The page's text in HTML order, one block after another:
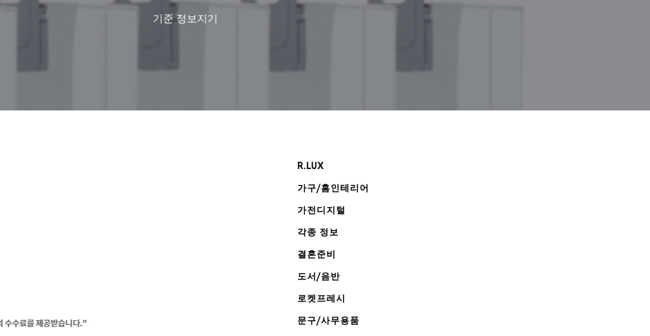
기준정보지기
R.LUX
가구/홈인테리어
가전디지털
각종 정보
결혼준비
도서/음반
로켓프레시
문구/사무용품